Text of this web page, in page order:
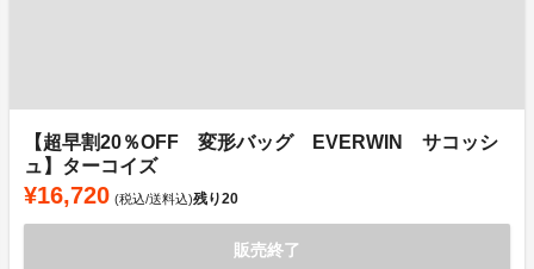
【超早割20％OFF 変形バッグ EVERWIN サコッシ
ュ】ターコイズ
¥16,720 (税込/送料込)残り20
販売終了